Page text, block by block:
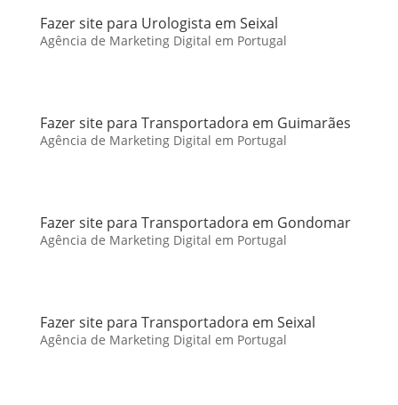
Fazer site para Urologista em Seixal
Agência de Marketing Digital em Portugal
Fazer site para Transportadora em Guimarães
Agência de Marketing Digital em Portugal
Fazer site para Transportadora em Gondomar
Agência de Marketing Digital em Portugal
Fazer site para Transportadora em Seixal
Agência de Marketing Digital em Portugal